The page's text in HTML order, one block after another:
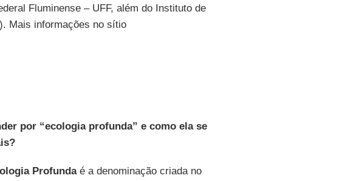
Fluminense – UFF, além do Instituto de
Mais informações no sítio
por “ecologia profunda” e como ela se
Profundaé a denominação criada no